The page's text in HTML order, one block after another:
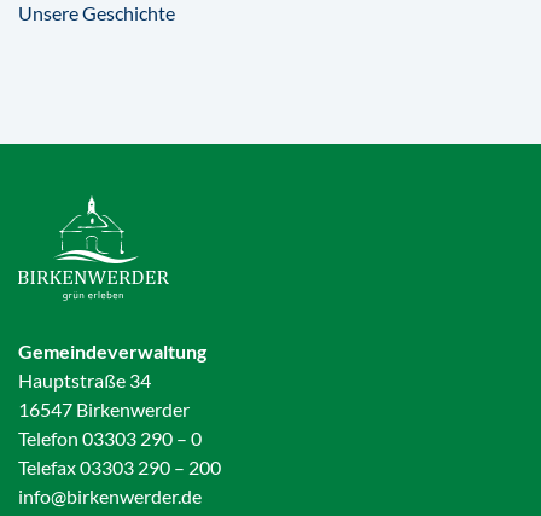
Unsere Geschichte
Gemeindeverwaltung
Hauptstraße 34
16547 Birkenwerder
Telefon 03303 290 – 0
Telefax 03303 290 – 200
info@birkenwerder.de